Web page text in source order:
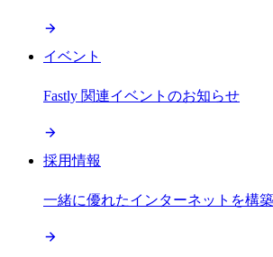
イベント
Fastly 関連イベントのお知らせ
採用情報
一緒に優れたインターネットを構築